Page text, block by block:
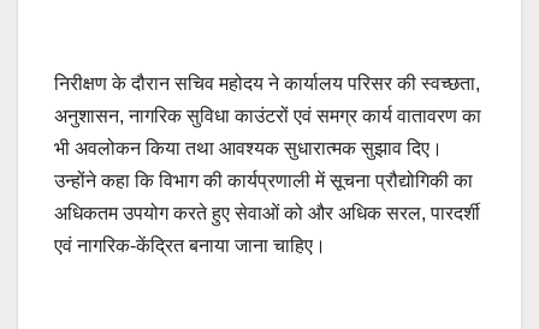
निरीक्षण के दौरान सचिव महोदय ने कार्यालय परिसर की स्वच्छता,
अनुशासन, नागरिक सुविधा काउंटरों एवं समग्र कार्य वातावरण का
भी अवलोकन किया तथा आवश्यक सुधारात्मक सुझाव दिए।
उन्होंने कहा कि विभाग की कार्यप्रणाली में सूचना प्रौद्योगिकी का
अधिकतम उपयोग करते हुए सेवाओं को और अधिक सरल, पारदर्शी
एवं नागरिक-केंद्रित बनाया जाना चाहिए।